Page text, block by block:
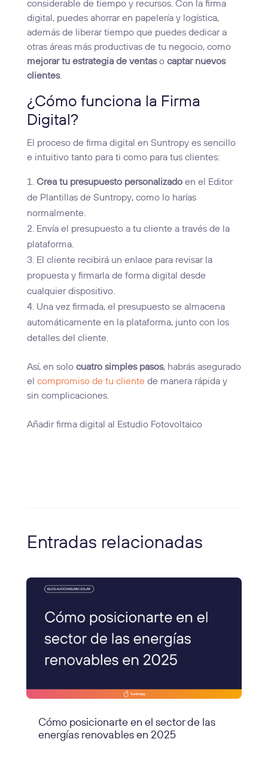
considerable de tiempo y recursos. Con la firma
digital, puedes ahorrar en papelería y logística,
además de liberar tiempo que puedes dedicar a
otras áreas más productivas de tu negocio, como
mejorar tu estrategia de ventaso captar nuevos
clientes.
¿Cómo funciona la Firma
Digital?
El proceso de firma digital en Suntropy es sencillo
e intuitivo tanto para ti como para tus clientes:
Crea tu presupuesto personalizadoen el Editor
de Plantillas de Suntropy, como lo harías
normalmente.
Envía el presupuesto a tu cliente a través de la
plataforma.
El cliente recibirá un enlace para revisar la
propuesta y firmarla de forma digital desde
cualquier dispositivo.
Una vez firmada, el presupuesto se almacena
automáticamente en la plataforma, junto con los
detalles del cliente.
Así, en solo cuatro simples pasos, habrás asegurado
el compromiso de tu clientede manera rápida y
sin complicaciones.
Añadir firma digital al Estudio Fotovoltaico
Entradas relacionadas
Cómo posicionarte en el sector de las
energías renovables en 2025